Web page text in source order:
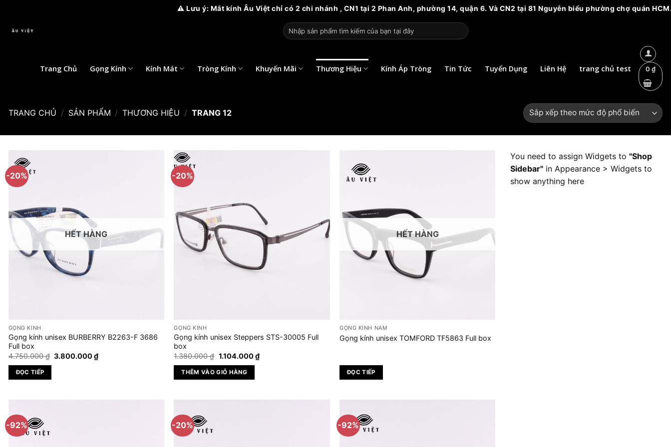
⚠️ Lưu ý: Mắt kính Âu Việt chỉ có 2 chi nhánh , CN1 tại 2 Phan Anh, phường 14, quận 6. Và CN2 tại 81 Nguyễn biểu phường chợ quán HCM. Vui lòng
qua
Tìm
kiếm:
Trang Chủ Gọng Kính Kính Mát Tròng Kính Khuyến Mãi Thương Hiệu Kính Áp Tròng Tin Tức Tuyển Dụng Liên Hệ trang chủ test 0₫
TRANG CHỦ / SẢN PHẨM / THƯƠNG HIỆU / TRANG 12
-20%
HẾT HÀNG
GỌNG KÍNH
Gọng kính unisex BURBERRY B2263-F 3686
Full box
4.750.000₫ Giá
3.800.000₫Giá
ĐỌC TIẾP
-20%
GỌNG KÍNH
Gọng kính unisex Steppers STS-30005 Full
box
1.380.000₫ Giá
là:
1.380.000 ₫.
1.104.000₫Giá
hiện
THÊM VÀO GIỎ HÀNG
HẾT HÀNG
GỌNG KÍNH NAM
Gọng kính unisex TOMFORD TF5863 Full box
ĐỌC TIẾP
-92% -20% -92%
You need to assign Widgets to "Shop
Sidebar" in Appearance > Widgets to
show anything here